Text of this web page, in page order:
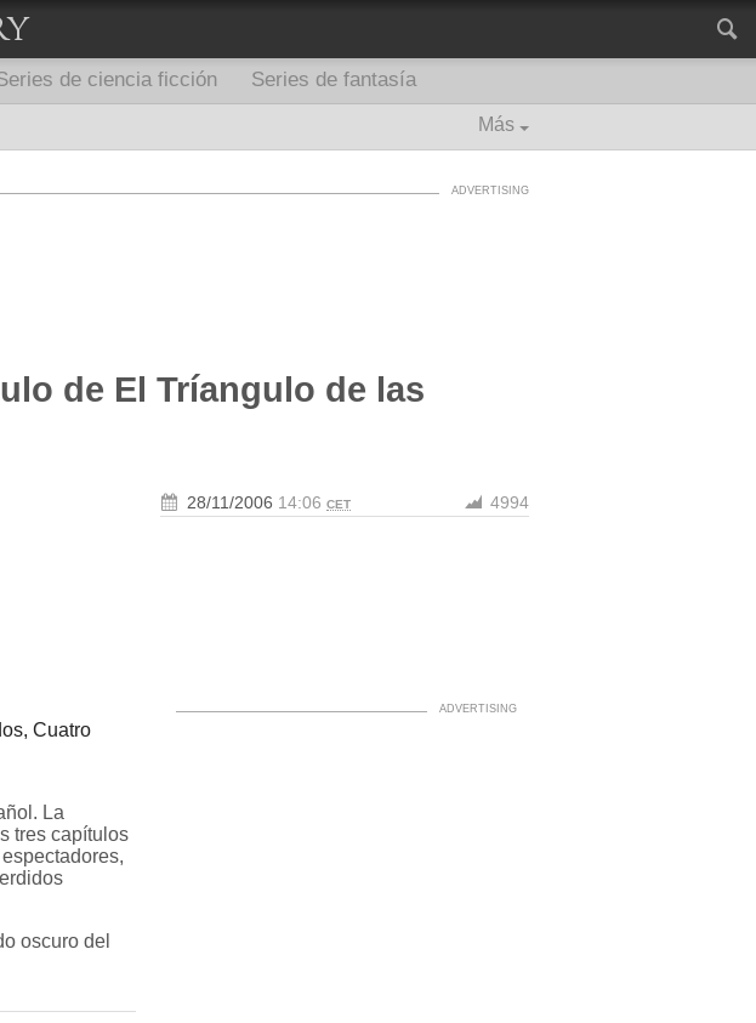
de ciencia ficción
Series de fantasía
Más
de El Tríangulo de las
28/11/2006 14:06 CET 4994
Cuatro
La
tres capítulos
espectadores,
oscuro del